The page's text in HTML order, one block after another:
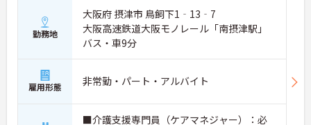
勤務地
大阪府 摂津市 鳥飼下1‐13‐7
大阪高速鉄道大阪モノレール「南摂津駅」
バス・車9分
雇用形態 非常勤・パート・アルバイト
■介護支援専門員（ケアマネジャー）：必